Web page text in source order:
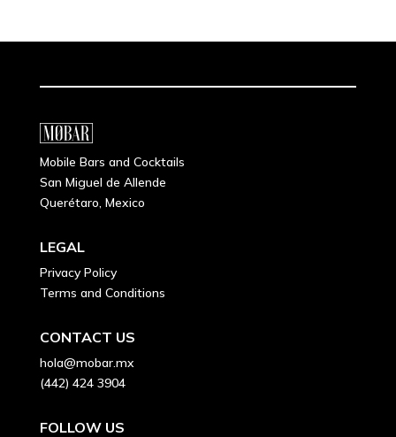
Mobile Bars and Cocktails
San Miguel de Allende
Querétaro, Mexico
LEGAL
Privacy Policy
Terms and Conditions
CONTACT US
hola@mobar.mx
(442) 424 3904
FOLLOW US